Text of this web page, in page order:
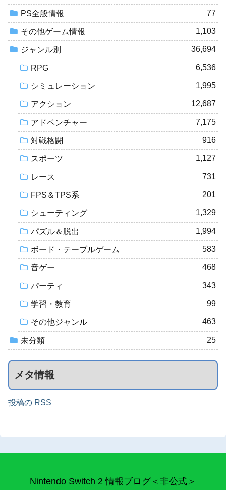
PS全般情報 77
その他ゲーム情報 1,103
ジャンル別 36,694
RPG 6,536
シミュレーション 1,995
アクション 12,687
アドベンチャー 7,175
対戦格闘 916
スポーツ 1,127
レース 731
FPS＆TPS系 201
シューティング 1,329
パズル＆脱出 1,994
ボード・テーブルゲーム 583
音ゲー 468
パーティ 343
学習・教育 99
その他ジャンル 463
未分類 25
メタ情報
投稿の RSS
Nintendo Switch 2 情報ブログ＜非公式＞